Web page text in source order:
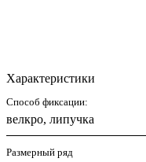
Характеристики
Способ фиксации:
велкро, липучка
Размерный ряд